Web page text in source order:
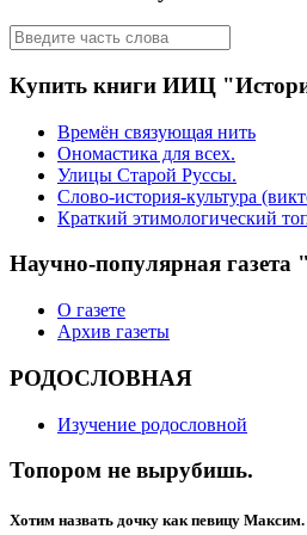
Купить книги ИИЦ
Времён связующая нить
Ономастика для всех.
Улицы Старой Руссы.
Слово-история-культура
Краткий этимологический
Научно-популярная
О газете
Архив газеты
РОДОСЛОВНАЯ
Изучение родословной
Топором не вырубишь.
Хотим назвать дочку как певицу Максим.